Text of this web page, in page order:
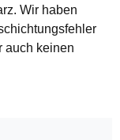
Wir haben
auch keinen